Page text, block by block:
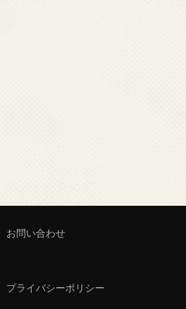
お問い合わせ
プライバシーポリシー